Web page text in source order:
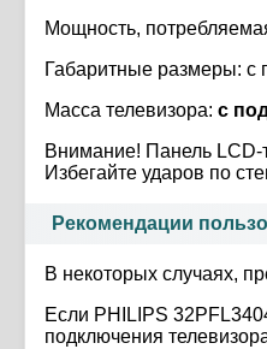
Мощность,
Габаритные размеры: с
Масса телевизора: с
Внимание! Панель LCD-
Избегайте ударов по
Рекомендации
В некоторых случаях,
Если PHILIPS
подключения